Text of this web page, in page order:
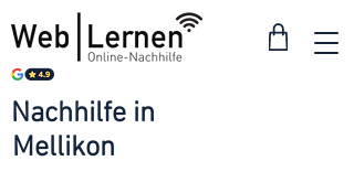
Mellikon
Nachhilfe in